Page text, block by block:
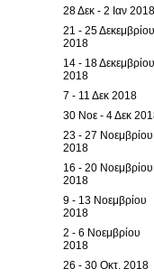
28 Δεκ - 2 Ιαν 2018
21 - 25 Δεκεμβρίου
2018
14 - 18 Δεκεμβρίου
2018
7 - 11 Δεκ 2018
30 Νοε - 4 Δεκ
23 - 27 Νοεμβρίου
2018
16 - 20 Νοεμβρίου
2018
9 - 13 Νοεμβρίου
2018
2 - 6 Νοεμβρίου
2018
26 - 30 Οκτ. 2018